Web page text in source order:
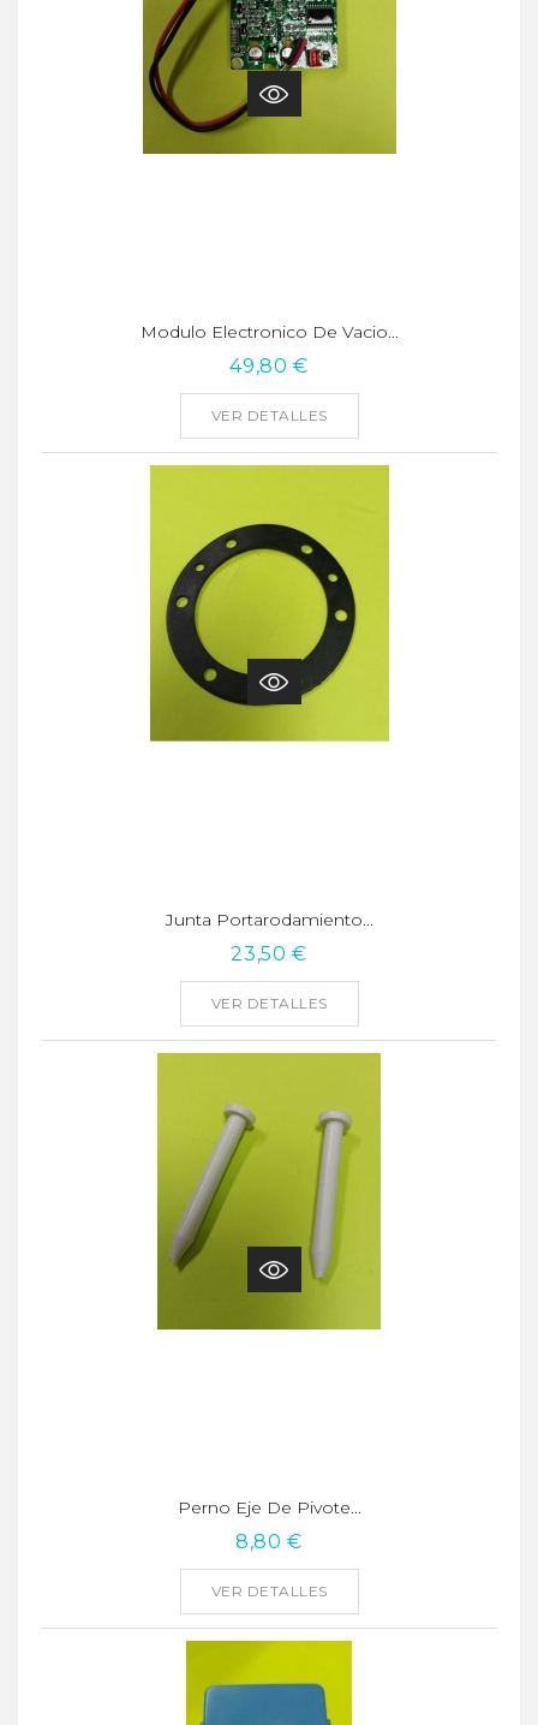
Modulo Electronico De Vacio...
49,80 €
VER DETALLES
Junta Portarodamiento...
23,50 €
VER DETALLES
Perno Eje De Pivote...
8,80 €
VER DETALLES